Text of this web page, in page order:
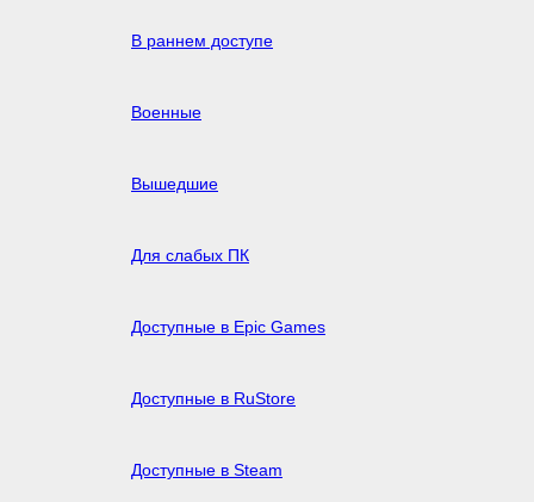
В раннем доступе
Военные
Вышедшие
Для слабых ПК
Доступные в Epic Games
Доступные в RuStore
Доступные в Steam